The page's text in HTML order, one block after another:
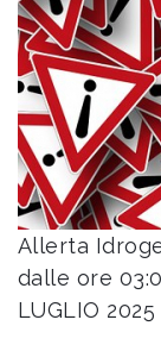
Allerta
dalle ore
LUGLIO 2025